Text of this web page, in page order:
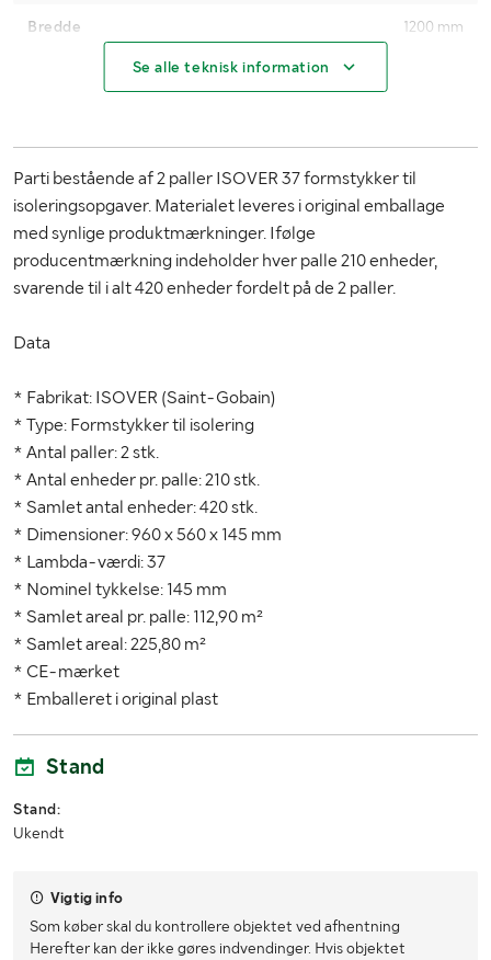
Bredde 1200 mm
Se alle teknisk information
Parti bestående af 2 paller ISOVER 37 formstykker til
isoleringsopgaver. Materialet leveres i original emballage
med synlige produktmærkninger. Ifølge
producentmærkning indeholder hver palle 210 enheder,
svarende til i alt 420 enheder fordelt på de 2 paller.
Data
* Fabrikat: ISOVER (Saint-Gobain)
* Type: Formstykker til isolering
* Antal paller: 2 stk.
* Antal enheder pr. palle: 210 stk.
* Samlet antal enheder: 420 stk.
* Dimensioner: 960 x 560 x 145 mm
* Lambda-værdi: 37
* Nominel tykkelse: 145 mm
* Samlet areal pr. palle: 112,90 m²
* Samlet areal: 225,80 m²
* CE-mærket
* Emballeret i original plast
Stand
Stand:
Ukendt
Vigtig info
Som køber skal du kontrollere objektet ved afhentning
Herefter kan der ikke gøres indvendinger. Hvis objektet